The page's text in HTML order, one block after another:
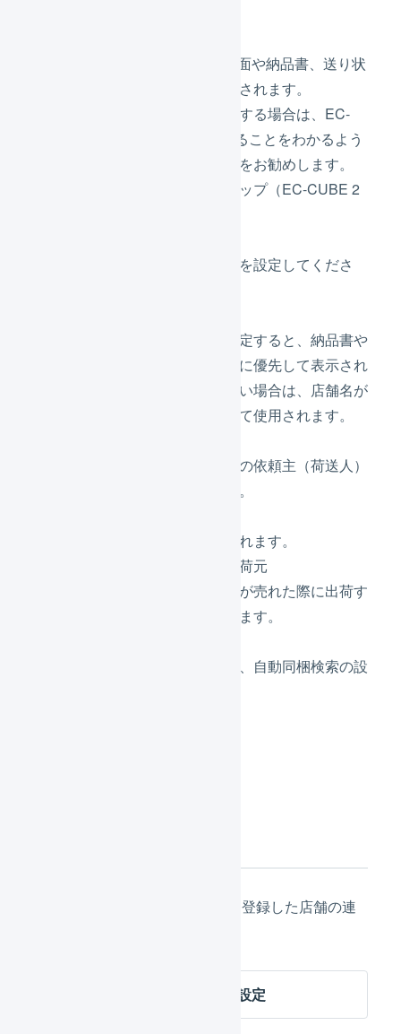
LOIGLESSの画面や納品書、送り状
の店舗名に使用されます。
他の店舗を追加する場合は、EC-
CUBE 2系であることをわかるよう
に設定することをお勧めします。
（例：〇〇ショップ（EC-CUBE 2
店舗名の読み方を設定してくださ
店舗表示名を設定すると、納品書や
送り状の店舗名に優先して表示され
ます。入力しない場合は、店舗名が
店舗表示名として使用されます。
配送会社送り状の依頼主（荷送人）
に使用されます。
納品書に記載されます。
デフォルトの出荷元
この店舗で商品が売れた際に出荷す
る倉庫を選択します。
住所検証機能や、自動同梱検索の設
店舗の作成が完了したら、次は登録した店舗の連
EC-CUBE 2系 店舗の連携設定